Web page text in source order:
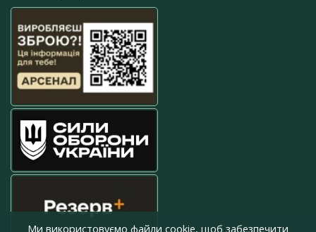
Ми використовуємо файли cookie, щоб забезпечити